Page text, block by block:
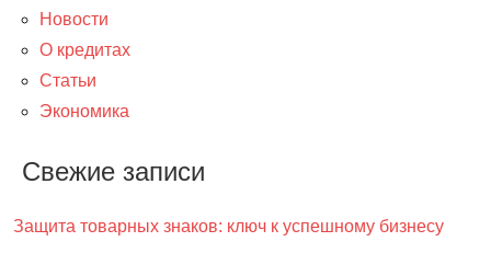
Новости
О кредитах
Статьи
Экономика
Свежие записи
Защита товарных знаков: ключ к успешному бизнесу